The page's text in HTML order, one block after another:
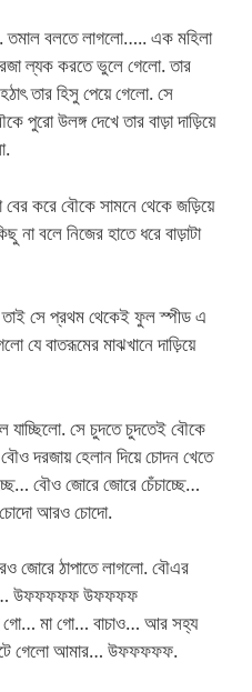
বলতে লাগলো….. এক মহিলা
ল্যক করতে ভুলে গেলো. তার
তার হিসু পেয়ে গেলো. সে
পুরো উলঙ্গ দেখে তার বাড়া দাড়িয়ে
বের করে বৌকে সামনে থেকে জড়িয়ে
বলে নিজের হাতে ধরে বাড়াটা
তাই সে প্রথম থেকেই ফুল স্পীড এ
যে বাতরূমের মাঝখানে দাড়িয়ে
যাচ্ছিলো. সে চুদতে চুদতেই বৌকে
দরজায় হেলান দিয়ে চোদন খেতে
বৌও জোরে জোরে চেঁচাচ্ছে…
আরও চোদো.
জোরে ঠাপাতে লাগলো. বৌএর
উফফফফফ উফফফফ
মা গো… বাচাও… আর সহ্য
গেলো আমার… উফফফফফ.